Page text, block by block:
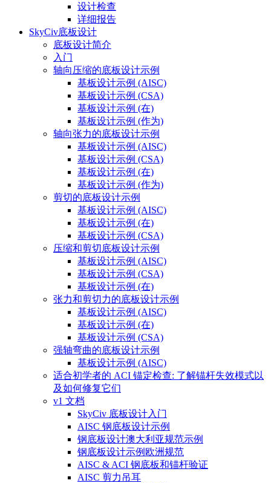
设计检查
详细报告
SkyCiv底板设计
底板设计简介
入门
轴向压缩的底板设计示例
基板设计示例 (AISC)
基板设计示例 (CSA)
基板设计示例 (在)
基板设计示例 (作为)
轴向张力的底板设计示例
基板设计示例 (AISC)
基板设计示例 (CSA)
基板设计示例 (在)
基板设计示例 (作为)
剪切的底板设计示例
基板设计示例 (AISC)
基板设计示例 (在)
基板设计示例 (CSA)
压缩和剪切底板设计示例
基板设计示例 (AISC)
基板设计示例 (CSA)
基板设计示例 (在)
张力和剪切力的底板设计示例
基板设计示例 (AISC)
基板设计示例 (在)
基板设计示例 (CSA)
强轴弯曲的底板设计示例
基板设计示例 (AISC)
适合初学者的 ACI 锚定检查: 了解锚杆失效模式以
及如何修复它们
v1 文档
SkyCiv 底板设计入门
AISC 钢底板设计示例
钢底板设计澳大利亚规范示例
钢底板设计示例欧洲规范
AISC & ACI 钢底板和锚杆验证
AISC 剪力吊耳